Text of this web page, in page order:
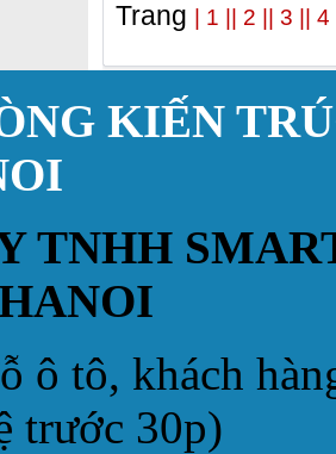
Trang | 1 | | 2 | | 3 | |
KIẾN
TNHH
ô tô, khách
trước 30p)